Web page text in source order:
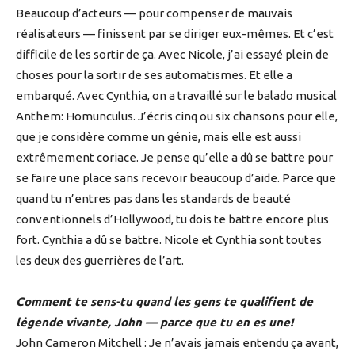
Beaucoup d’acteurs — pour compenser de mauvais
réalisateurs — finissent par se diriger eux-mêmes. Et c’est
difficile de les sortir de ça. Avec Nicole, j’ai essayé plein de
choses pour la sortir de ses automatismes. Et elle a
embarqué. Avec Cynthia, on a travaillé sur le balado musical
Anthem: Homunculus. J’écris cinq ou six chansons pour elle,
que je considère comme un génie, mais elle est aussi
extrêmement coriace. Je pense qu’elle a dû se battre pour
se faire une place sans recevoir beaucoup d’aide. Parce que
quand tu n’entres pas dans les standards de beauté
conventionnels d’Hollywood, tu dois te battre encore plus
fort. Cynthia a dû se battre. Nicole et Cynthia sont toutes
les deux des guerrières de l’art.
Comment te sens-tu quand les gens te qualifient de
légende vivante, John — parce que tu en es une!
John Cameron Mitchell : Je n’avais jamais entendu ça avant,